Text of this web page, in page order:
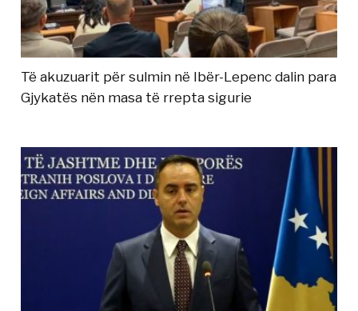
Të akuzuarit për sulmin në Ibër-Lepenc dalin para
Gjykatës nën masa të rrepta sigurie